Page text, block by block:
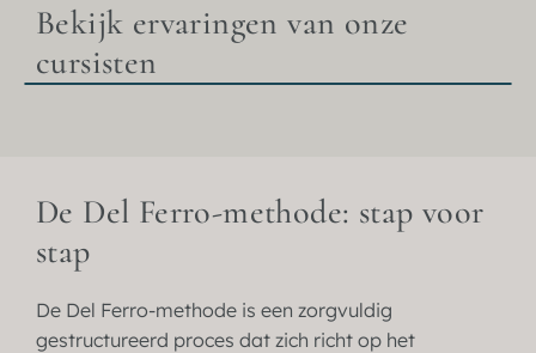
Bekijk ervaringen van onze
cursisten
De Del Ferro-methode: stap voor
stap
De Del Ferro-methode is een zorgvuldig
gestructureerd proces dat zich richt op het